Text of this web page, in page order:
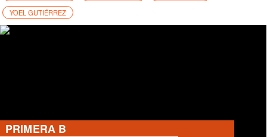
YOEL GUTIÉRREZ
PRIMERA B